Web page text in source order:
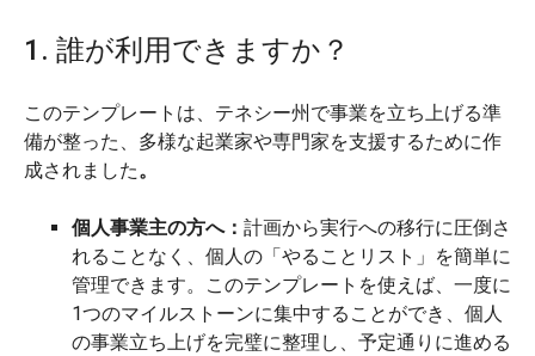
1. 誰が利用できますか？
このテンプレートは、テネシー州で事業を立ち上げる準
備が整った、多様な起業家や専門家を支援するために作
成されました。
個人事業主の方へ： 計画から実行への移行に圧倒さ
れることなく、個人の「やることリスト」を簡単に
管理できます。このテンプレートを使えば、一度に
1つのマイルストーンに集中することができ、個人
の事業立ち上げを完璧に整理し、予定通りに進める